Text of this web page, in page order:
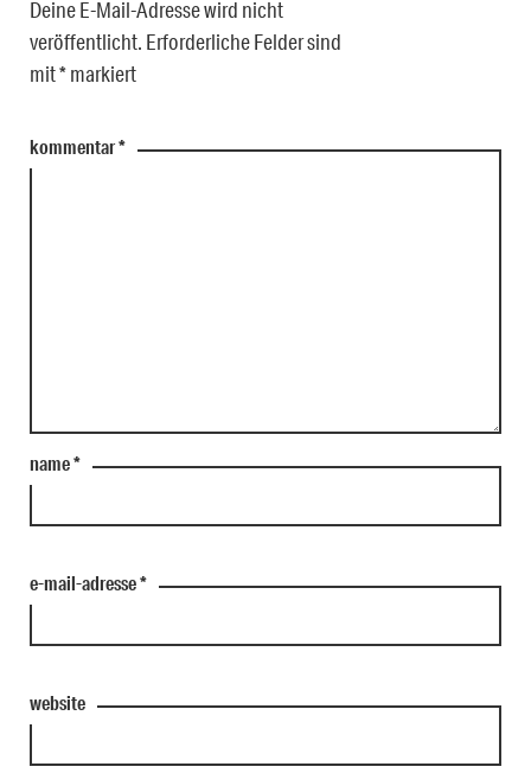
Deine E-Mail-Adresse wird nicht
veröffentlicht. Erforderliche Felder sind
mit*markiert
kommentar*
name*
e-mail-adresse*
website